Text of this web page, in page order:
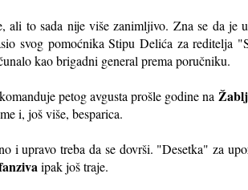
ali to sada nije više zanimljivo. Zna se da
svog pomoćnika Stipu Delića za reditelja
kao brigadni general prema poručniku.
petog avgusta prošle godine na
i, još više, besparica.
i upravo treba da se dovrši. "Desetka" za
ipak još traje.